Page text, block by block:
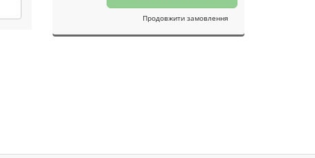
Продовжити замовлення